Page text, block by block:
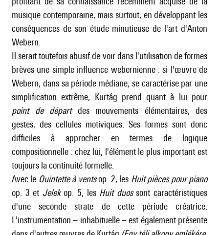
musique contemporaine, mais surtout, en développant les
conséquences de son étude minutieuse de l'art d'Anton
Webern
Il serait toutefois abusif de voir dans l'utilisation de formes
brèves une simple influence webernienne : si l'œuvre de
Webern, dans sa période médiane, se caractérise par une
simplification extrême, Kurtág prend quant à lui pour
point de départdes mouvements élémentaires, des
gestes, des cellules motiviques. Ses formes sont donc
difficiles à approcher en termes de logique
compositionnelle : chez lui, l'élément le plus important est
toujours la continuité formelle.
Avec le Quintette à ventsop. 2, les Huit pièces pour piano
op. 3 et Jelekop. 5, les Huit duossont caractéristiques
d'une seconde strate de cette période créatrice.
L'instrumentation – inhabituelle – est également présente